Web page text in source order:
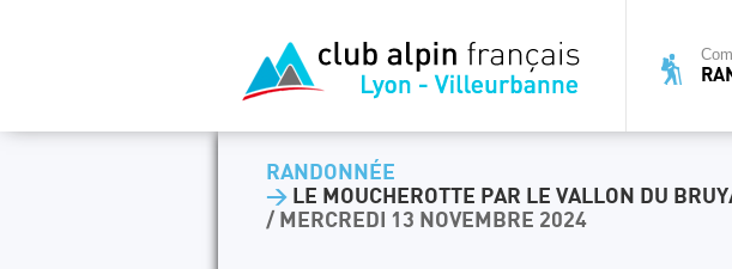
RANDONNÉE
> LE MOUCHEROTTE PAR LE VALLON DU
/ MERCREDI 13 NOVEMBRE 2024